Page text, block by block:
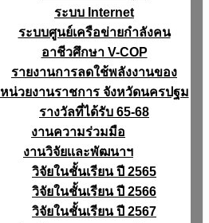
ระบบ Internet
ระบบศูนย์เครือข่ายกำลังคน
อาชีวศึกษา V-COP
รายงานการลดใช้พลังงานของ
หน่วยงานราชการ จังหวัดนครปฐม
รางวัลที่ได้รับ 65-68
งานความร่วมมือ
งานวิจัยเเละพัฒนาฯ
วิจัยในชั้นเรียน ปี 2565
วิจัยในชั้นเรียน ปี 2566
วิจัยในชั้นเรียน ปี 2567